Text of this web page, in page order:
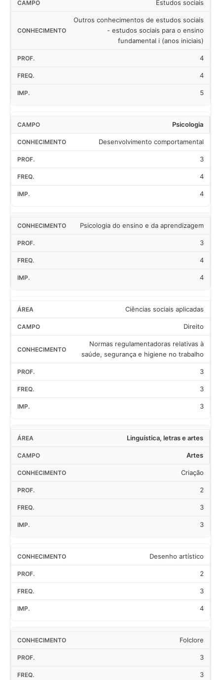
Estudos sociais
Outros conhecimentos de estudos sociais
- estudos sociais para o ensino
fundamental i (anos iniciais)
4
4
5
Psicologia
Desenvolvimento comportamental
3
4
4
Psicologia do ensino e da aprendizagem
3
4
4
Ciências sociais aplicadas
Direito
Normas regulamentadoras relativas à
saúde, segurança e higiene no trabalho
3
3
3
Linguística, letras e artes
Artes
Criação
2
3
3
Desenho artístico
2
3
4
Folclore
3
3